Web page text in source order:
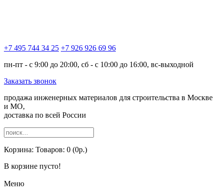
+7 495 744 34 25 +7 926 926 69 96
пн-пт - с 9:00 до 20:00, сб - с 10:00 до 16:00, вс-выходной
Заказать звонок
продажа инженерных материалов для строительства в Москве
и МО,
доставка по всей России
Корзина: Товаров: 0 (0р.)
В корзине пусто!
Меню